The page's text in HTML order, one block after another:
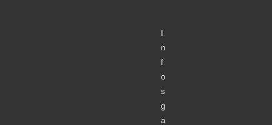
I
n
f
o
s
g
a